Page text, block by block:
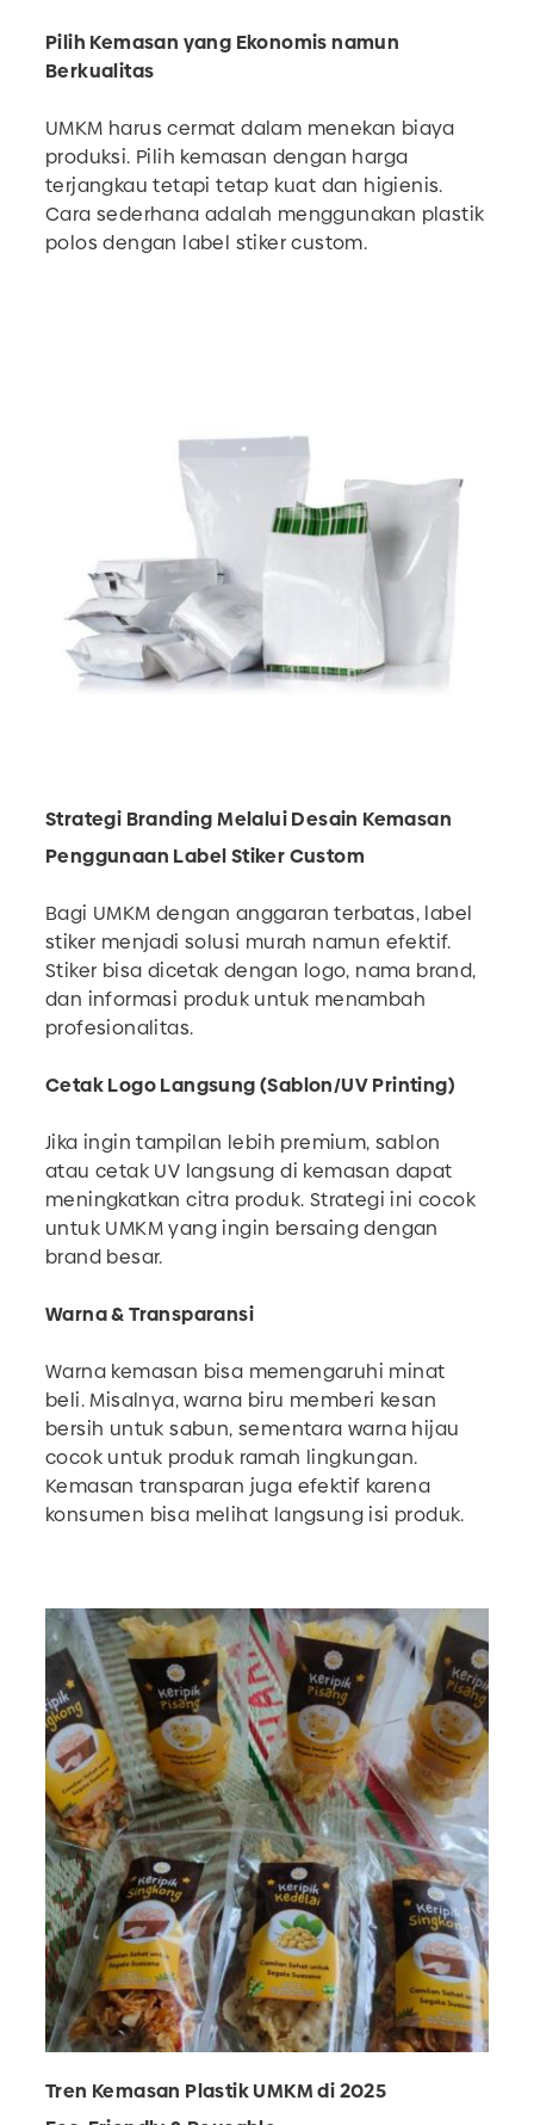
Pilih Kemasan yang Ekonomis namun
Berkualitas
UMKM harus cermat dalam menekan biaya
produksi. Pilih kemasan dengan harga
terjangkau tetapi tetap kuat dan higienis.
Cara sederhana adalah menggunakan plastik
polos dengan label stiker custom.
Strategi Branding Melalui Desain Kemasan
Penggunaan Label Stiker Custom
Bagi UMKM dengan anggaran terbatas, label
stiker menjadi solusi murah namun efektif.
Stiker bisa dicetak dengan logo, nama brand,
dan informasi produk untuk menambah
profesionalitas.
Cetak Logo Langsung (Sablon/UV Printing)
Jika ingin tampilan lebih premium, sablon
atau cetak UV langsung di kemasan dapat
meningkatkan citra produk. Strategi ini cocok
untuk UMKM yang ingin bersaing dengan
brand besar.
Warna & Transparansi
Warna kemasan bisa memengaruhi minat
beli. Misalnya, warna biru memberi kesan
bersih untuk sabun, sementara warna hijau
cocok untuk produk ramah lingkungan.
Kemasan transparan juga efektif karena
konsumen bisa melihat langsung isi produk.
Tren Kemasan Plastik UMKM di 2025